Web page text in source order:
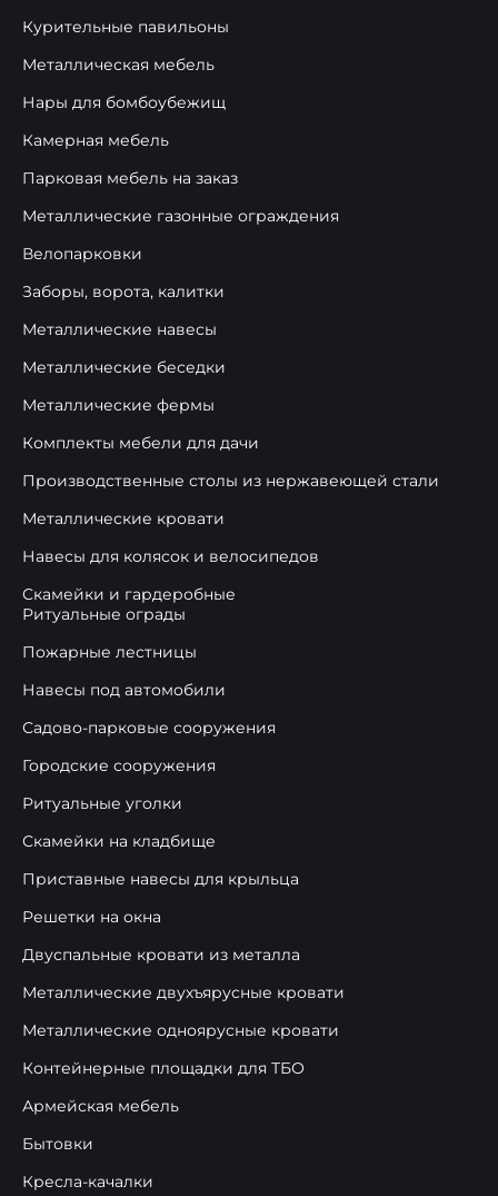
Курительные павильоны
Металлическая мебель
Нары для бомбоубежищ
Камерная мебель
Парковая мебель на заказ
Металлические газонные ограждения
Велопарковки
Заборы, ворота, калитки
Металлические навесы
Металлические беседки
Металлические фермы
Комплекты мебели для дачи
Производственные столы из нержавеющей стали
Металлические кровати
Навесы для колясок и велосипедов
Скамейки и гардеробные
Ритуальные ограды
Пожарные лестницы
Навесы под автомобили
Садово-парковые сооружения
Городские сооружения
Ритуальные уголки
Скамейки на кладбище
Приставные навесы для крыльца
Решетки на окна
Двуспальные кровати из металла
Металлические двухъярусные кровати
Металлические одноярусные кровати
Контейнерные площадки для ТБО
Армейская мебель
Бытовки
Кресла-качалки